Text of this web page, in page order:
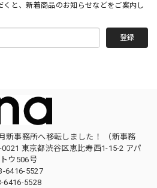
くと、新着商品のお知らせなどをご案内し
登録
新事務所へ移転しました！ （新事務
0021 東京都渋谷区恵比寿西1-15-2 アパ
ウ506号
6416-5527
6416-5528